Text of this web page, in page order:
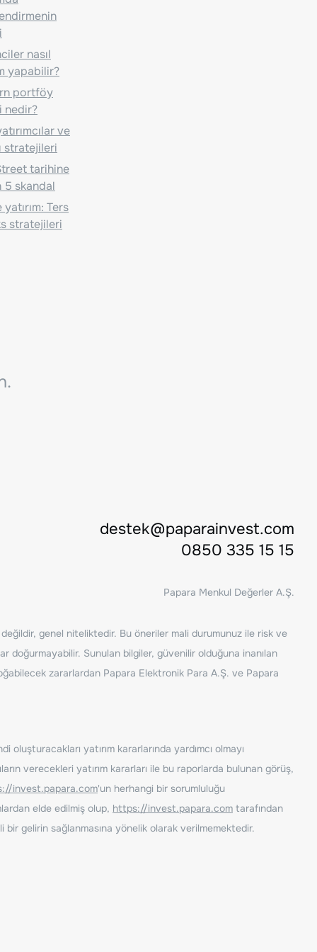
nasıl
yapabilir?
portföy
nedir?
ve
stratejileri
tarihine
5 skandal
Ters
stratejileri
destek@paparainvest.com
0850 335 15 15
Papara Menkul Değerler A.Ş.
değildir, genel niteliktedir. Bu öneriler mali durumunuz ile risk ve
doğurmayabilir. Sunulan bilgiler, güvenilir olduğuna inanılan
zararlardan Papara Elektronik Para A.Ş. ve Papara
yatırım kararlarında yardımcı olmayı
verecekleri yatırım kararları ile bu raporlarda bulunan görüş,
invest.papara.com'un herhangi bir sorumluluğu
elde edilmiş olup, https://invest.papara.com tarafından
bir gelirin sağlanmasına yönelik olarak verilmemektedir.